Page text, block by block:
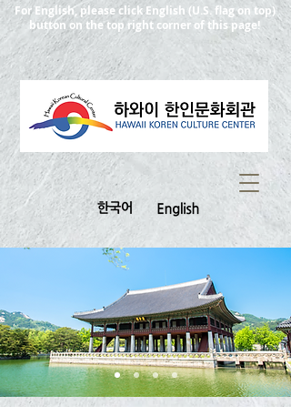
For English, please click English (U.S. flag on top)
button on the top right corner of this page!